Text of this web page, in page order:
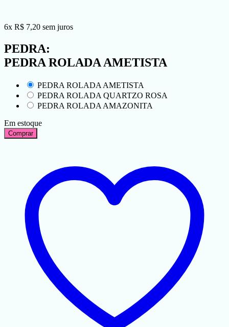
6x R$ 7,20 sem juros
PEDRA:
PEDRA ROLADA AMETISTA
PEDRA ROLADA AMETISTA
PEDRA ROLADA QUARTZO ROSA
PEDRA ROLADA AMAZONITA
Em estoque
Comprar